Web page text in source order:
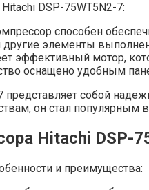
DSP-75WT5N2-7:
способен
элементы
эффективный мотор,
оснащено удобным
представляет собой
он стал популярным
Hitachi DSP-
и преимущества: